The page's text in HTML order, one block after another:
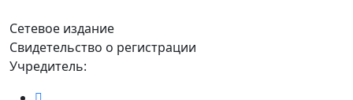
Сетевое издание
Свидетельство о регистрации
Учредитель: